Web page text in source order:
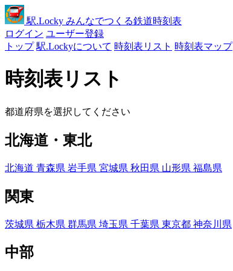
駅.Locky みんなでつくる鉄道時刻表
ログイン ユーザー登録
トップ 駅.Lockyについて 時刻表リスト 時刻表マップ
時刻表リスト
都道府県を選択してください
北海道・東北
北海道 青森県 岩手県 宮城県 秋田県 山形県 福島県
関東
茨城県 栃木県 群馬県 埼玉県 千葉県 東京都 神奈川県
中部